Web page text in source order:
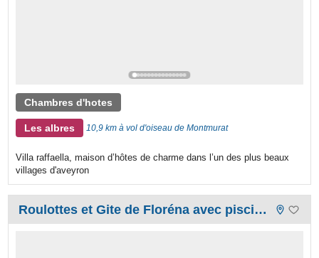
Chambres d'hotes
Les albres 10,9 km à vol d'oiseau de Montmurat
Villa raffaella, maison d’hôtes de charme dans l’un des plus beaux
villages d'aveyron
Roulottes et Gite de Floréna avec piscine en Aveyron